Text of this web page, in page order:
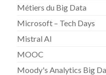
Métiers du Big Data
Microsoft – Tech Days
Mistral AI
MOOC
Moody's Analytics Big